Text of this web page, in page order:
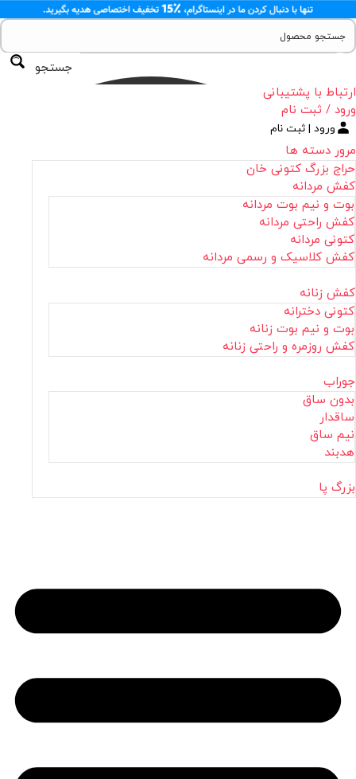
جستجو
ارتباط با پشتیبانی
ورود / ثبت نام
ورود | ثبت نام
مرور دسته ها
حراج بزرگ کتونی خان
کفش مردانه
بوت و نیم بوت مردانه
کفش راحتی مردانه
کتونی مردانه
کفش کلاسیک و رسمی مردانه
کفش زنانه
کتونی دخترانه
بوت و نیم بوت زنانه
کفش روزمره و راحتی زنانه
جوراب
بدون ساق
ساقدار
نیم ساق
هدبند
بزرگ پا